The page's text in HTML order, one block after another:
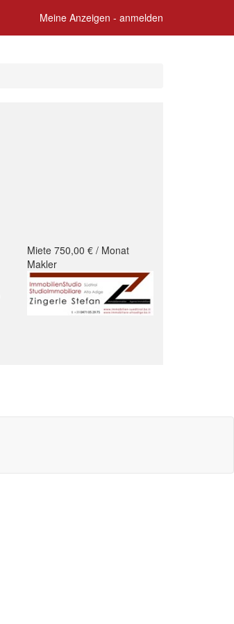
Meine Anzeigen - anmelden
Miete 750,00 € / Monat
Makler